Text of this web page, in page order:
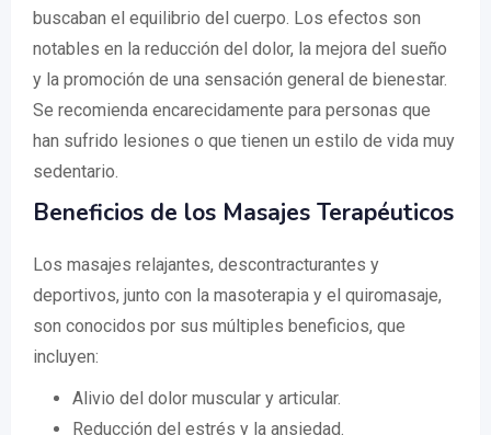
buscaban el equilibrio del cuerpo. Los efectos son
notables en la reducción del dolor, la mejora del sueño
y la promoción de una sensación general de bienestar.
Se recomienda encarecidamente para personas que
han sufrido lesiones o que tienen un estilo de vida muy
sedentario.
Beneficios de los Masajes Terapéuticos
Los masajes relajantes, descontracturantes y
deportivos, junto con la masoterapia y el quiromasaje,
son conocidos por sus múltiples beneficios, que
incluyen:
Alivio del dolor muscular y articular.
Reducción del estrés y la ansiedad.